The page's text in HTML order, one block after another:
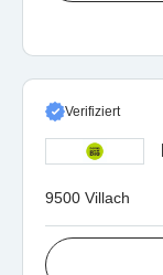
Verifiziert
9500 Villach